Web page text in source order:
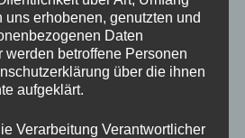
uns erhobenen, genutzten und
Daten
werden betroffene Personen
über die ihnen
aufgeklärt.
Verarbeitung Verantwortlicher